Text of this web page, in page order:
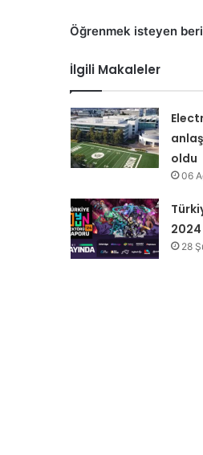
Öğrenmek isteyen
İlgili Makaleler
oldu
06
2024
28